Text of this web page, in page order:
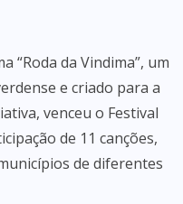
“Roda da Vindima”, um
e criado para a
venceu o Festival
de 11 canções,
de diferentes